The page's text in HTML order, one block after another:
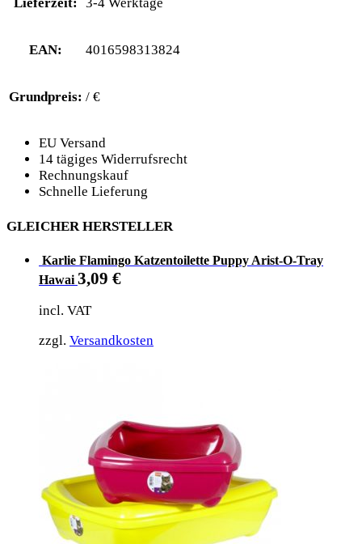
EAN: 4016598313824
Grundpreis: / €
EU Versand
14 tägiges Widerrufsrecht
Rechnungskauf
Schnelle Lieferung
GLEICHER HERSTELLER
Karlie Flamingo Katzentoilette Puppy Arist-O-Tray
Hawai 3,09 €
incl. VAT
zzgl. Versandkosten